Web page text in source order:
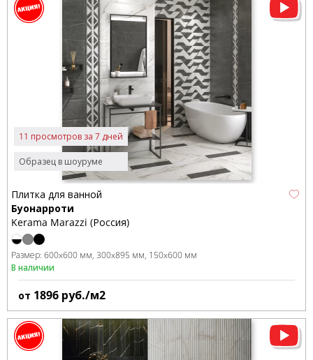
Образец в шоуруме
11 просмотров за 7 дней
Плитка для ванной
Буонарроти
Kerama Marazzi (Россия)
Размер: 600x600 мм 300x895 мм 150x600 мм
В наличии
от 1896 руб./м2